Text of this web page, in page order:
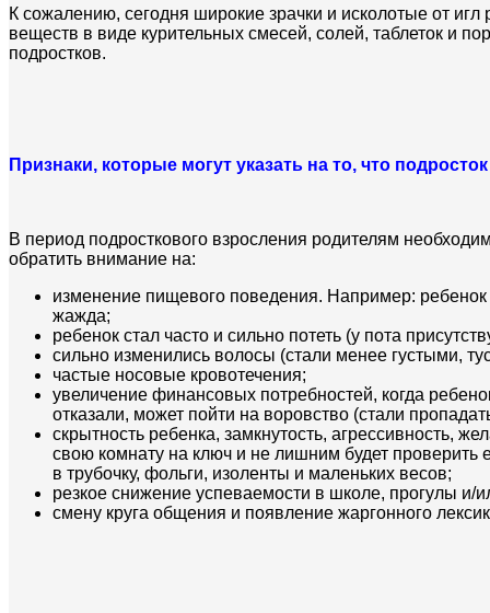
К сожалению, сегодня широкие зрачки и исколотые от
веществ в виде курительных смесей, солей, таблеток и
подростков.
Признаки, которые могут указать на то, что
В период подросткового взросления родителям
обратить внимание на:
изменение пищевого поведения. Например:
жажда;
ребенок стал часто и сильно потеть (у пота
сильно изменились волосы (стали менее густыми,
частые носовые кровотечения;
увеличение финансовых потребностей, когда
отказали, может пойти на воровство (стали
скрытность ребенка, замкнутость, агрессивность,
свою комнату на ключ и не лишним будет проверить
в трубочку, фольги, изоленты и маленьких весов;
резкое снижение успеваемости в школе, прогулы
смену круга общения и появление жаргонного